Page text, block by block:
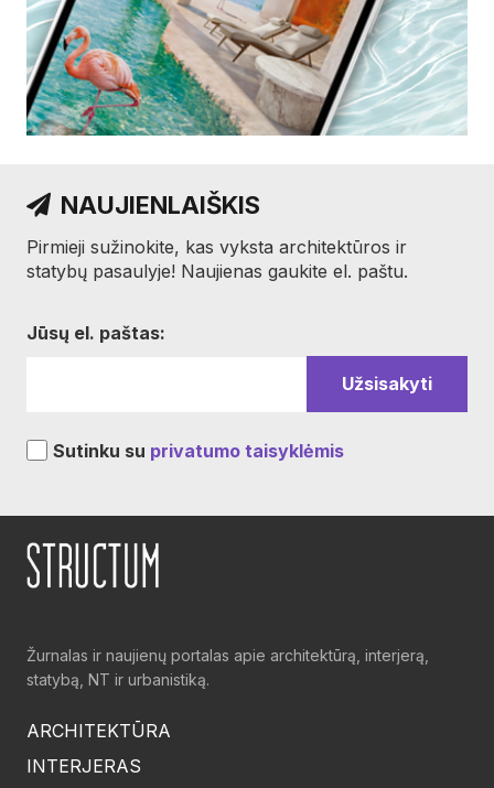
NAUJIENLAIŠKIS
Pirmieji sužinokite, kas vyksta architektūros ir
statybų pasaulyje! Naujienas gaukite el. paštu.
Jūsų el. paštas:
Sutinku su privatumo taisyklėmis
Žurnalas ir naujienų portalas apie architektūrą, interjerą,
statybą, NT ir urbanistiką.
ARCHITEKTŪRA
INTERJERAS